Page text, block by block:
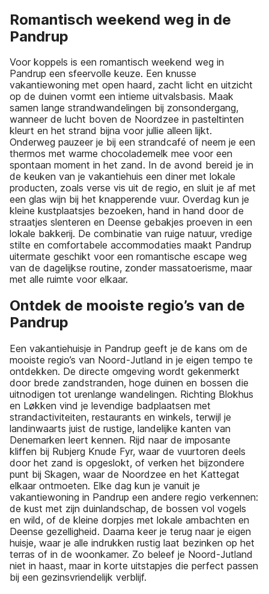
Romantisch weekend weg in de
Pandrup
Voor koppels is een romantisch weekend weg in
Pandrup een sfeervolle keuze. Een knusse
vakantiewoning met open haard, zacht licht en uitzicht
op de duinen vormt een intieme uitvalsbasis. Maak
samen lange strandwandelingen bij zonsondergang,
wanneer de lucht boven de Noordzee in pasteltinten
kleurt en het strand bijna voor jullie alleen lijkt.
Onderweg pauzeer je bij een strandcafé of neem je een
thermos met warme chocolademelk mee voor een
spontaan moment in het zand. In de avond bereid je in
de keuken van je vakantiehuis een diner met lokale
producten, zoals verse vis uit de regio, en sluit je af met
een glas wijn bij het knapperende vuur. Overdag kun je
kleine kustplaatsjes bezoeken, hand in hand door de
straatjes slenteren en Deense gebakjes proeven in een
lokale bakkerij. De combinatie van ruige natuur, vredige
stilte en comfortabele accommodaties maakt Pandrup
uitermate geschikt voor een romantische escape weg
van de dagelijkse routine, zonder massatoerisme, maar
met alle ruimte voor elkaar.
Ontdek de mooiste regio’s van de
Pandrup
Een vakantiehuisje in Pandrup geeft je de kans om de
mooiste regio’s van Noord-Jutland in je eigen tempo te
ontdekken. De directe omgeving wordt gekenmerkt
door brede zandstranden, hoge duinen en bossen die
uitnodigen tot urenlange wandelingen. Richting Blokhus
en Løkken vind je levendige badplaatsen met
strandactiviteiten, restaurants en winkels, terwijl je
landinwaarts juist de rustige, landelijke kanten van
Denemarken leert kennen. Rijd naar de imposante
kliffen bij Rubjerg Knude Fyr, waar de vuurtoren deels
door het zand is opgeslokt, of verken het bijzondere
punt bij Skagen, waar de Noordzee en het Kattegat
elkaar ontmoeten. Elke dag kun je vanuit je
vakantiewoning in Pandrup een andere regio verkennen:
de kust met zijn duinlandschap, de bossen vol vogels
en wild, of de kleine dorpjes met lokale ambachten en
Deense gezelligheid. Daarna keer je terug naar je eigen
huisje, waar je alle indrukken rustig laat bezinken op het
terras of in de woonkamer. Zo beleef je Noord-Jutland
niet in haast, maar in korte uitstapjes die perfect passen
bij een gezinsvriendelijk verblijf.